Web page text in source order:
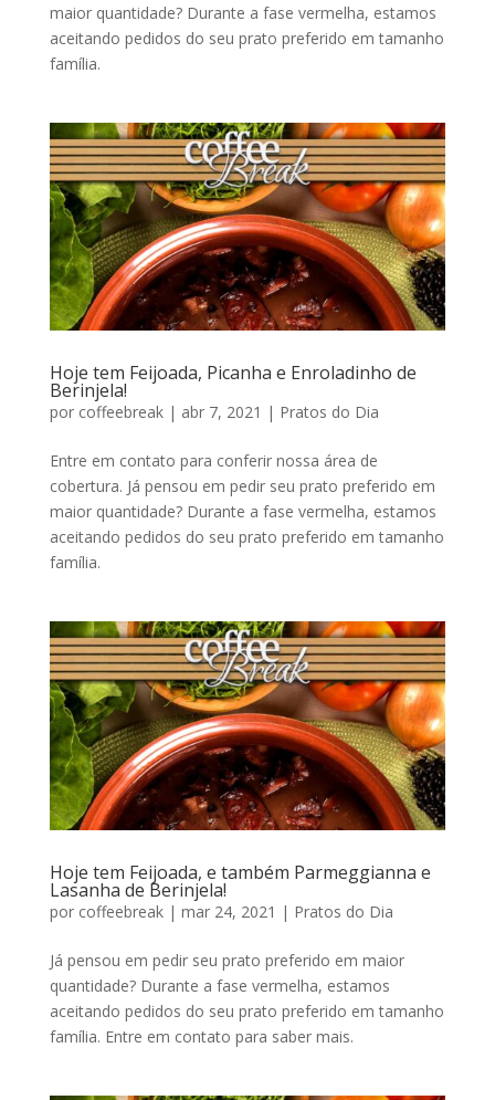
maior quantidade? Durante a fase vermelha, estamos
aceitando pedidos do seu prato preferido em tamanho
família.
Hoje tem Feijoada, Picanha e Enroladinho de
Berinjela!
por coffeebreak| abr 7, 2021 | Pratos do Dia
Entre em contato para conferir nossa área de
cobertura. Já pensou em pedir seu prato preferido em
maior quantidade? Durante a fase vermelha, estamos
aceitando pedidos do seu prato preferido em tamanho
família.
Hoje tem Feijoada, e também Parmeggianna e
Lasanha de Berinjela!
por coffeebreak| mar 24, 2021 | Pratos do Dia
Já pensou em pedir seu prato preferido em maior
quantidade? Durante a fase vermelha, estamos
aceitando pedidos do seu prato preferido em tamanho
família. Entre em contato para saber mais.